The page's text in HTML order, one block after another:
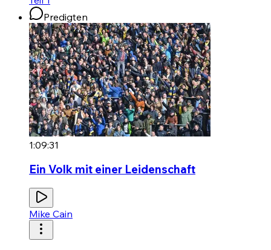
Predigten
1:09:31
Ein Volk mit einer Leidenschaft
Mike Cain